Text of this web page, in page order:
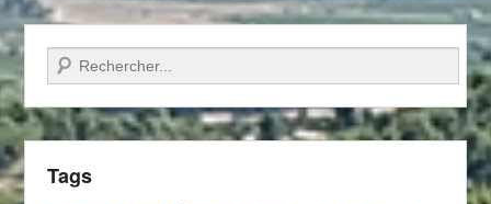
Recherche
Tags